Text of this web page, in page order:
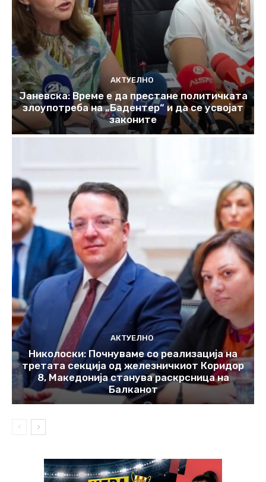
АКТУЕЛНО
Јаневска: Време е да престане политичката
злоупотреба на „Бадентер“ и да се усвојат
законите
АКТУЕЛНО
Николоски: Почнуваме со реализација на
третата секција од железничкиот Коридор
8, Македонија станува раскрсница на
Балканот